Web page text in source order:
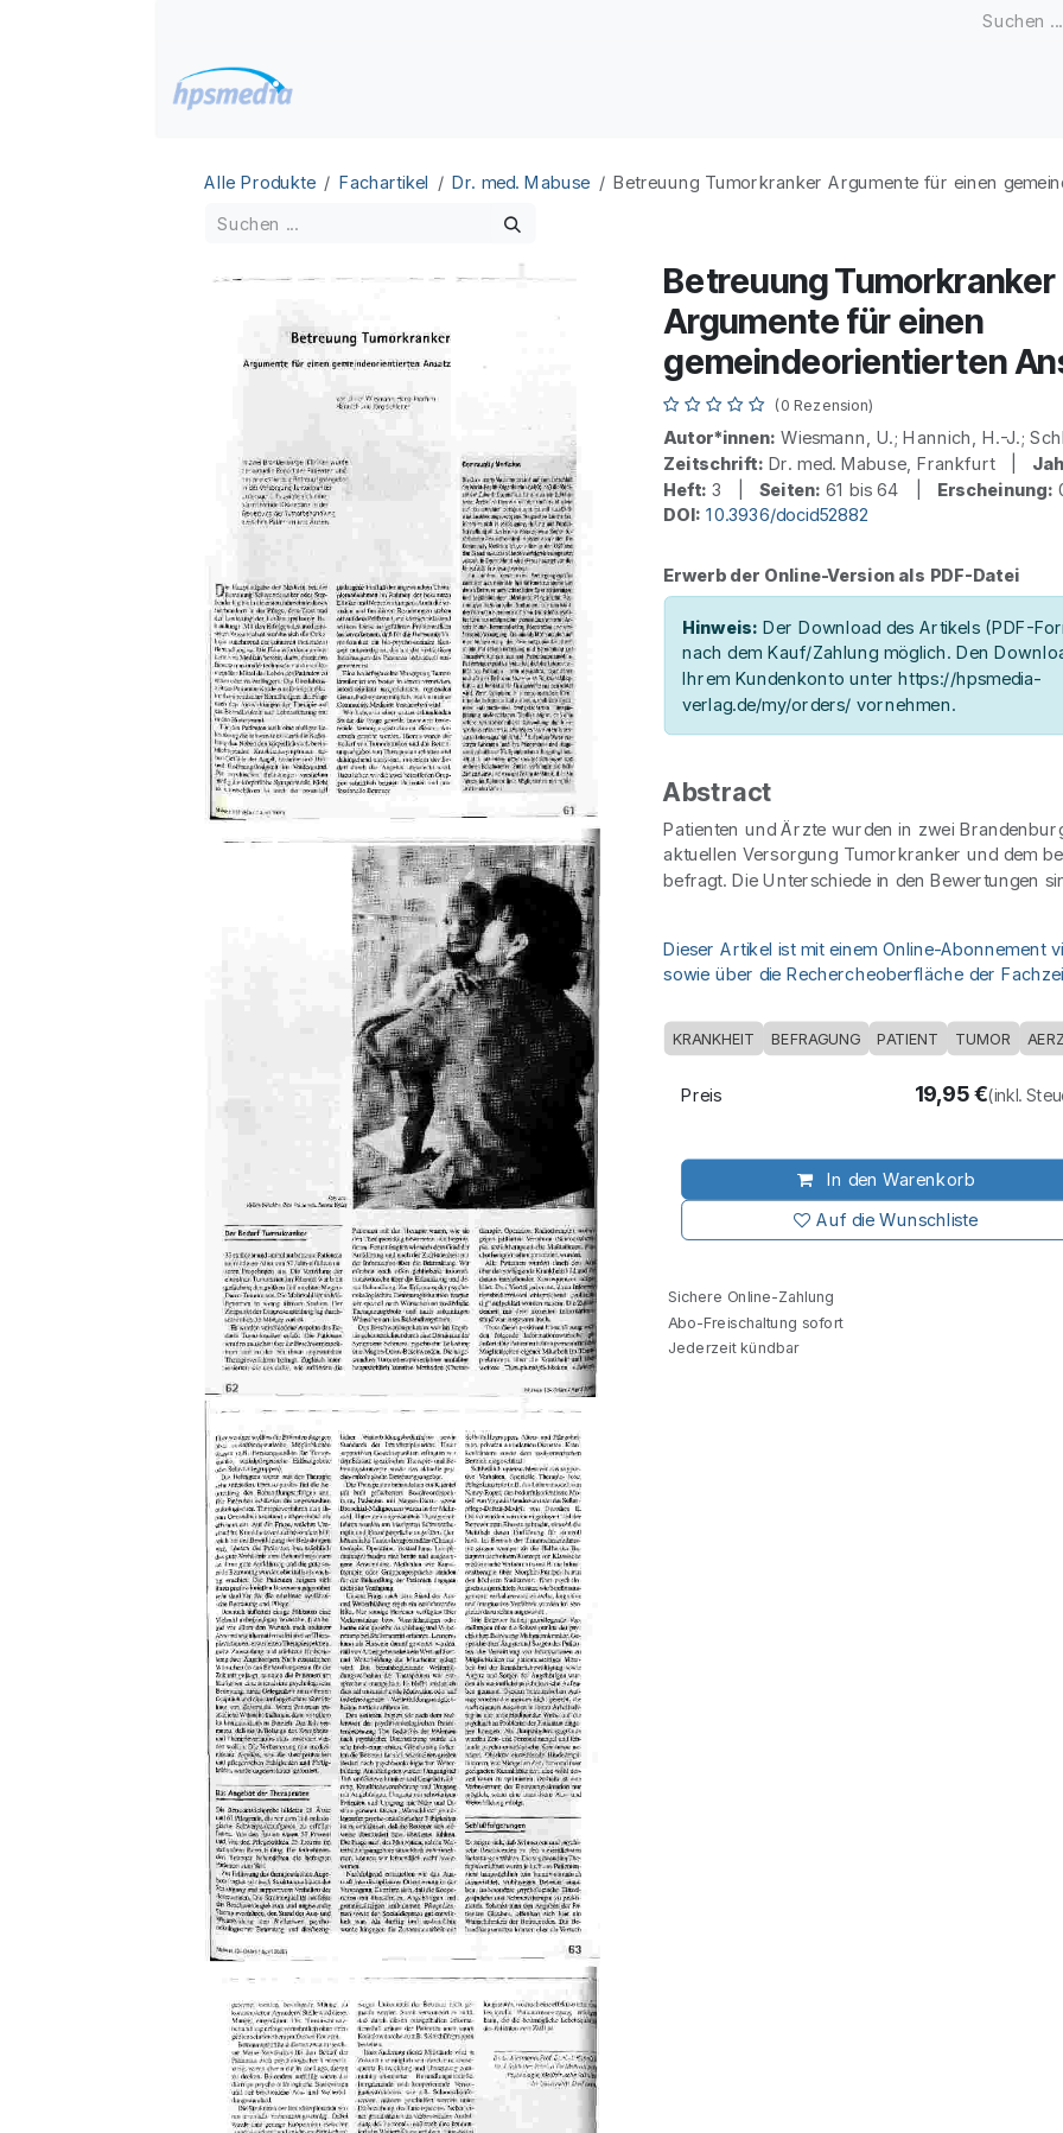
Alle Produkte Fachartikel Dr. med. Mabuse Betreuung Tumorkranker Argumente für einen
Betreuung Tumorkranker
Argumente für einen
gemeindeorientierten
(0 Rezension)
Autor*innen: Wiesmann, U.; Hannich, H.-J.;
Zeitschrift: Dr. med. Mabuse, Frankfurt |
Heft: 3 | Seiten: 61 bis 64 | Erscheinung:
DOI: 10.3936/docid52882
Erwerb der Online-Version als PDF-Datei
Hinweis: Der Download des Artikels (PDF-
nach dem Kauf/Zahlung möglich. Den
Ihrem Kundenkonto unter https://hpsmedia-
verlag.de/my/orders/ vornehmen.
Abstract
Patienten und Ärzte wurden in zwei
aktuellen Versorgung Tumorkranker und dem
befragt. Die Unterschiede in den Bewertungen
Dieser Artikel ist mit einem Online-Abonnement
sowie über die Rechercheoberfläche der
KRANKHEIT BEFRAGUNG PATIENT TUMOR
In den Warenkorb
Auf die Wunschliste
Preis 19,95€(inkl.
Sichere Online-Zahlung
Abo-Freischaltung sofort
Jederzeit kündbar